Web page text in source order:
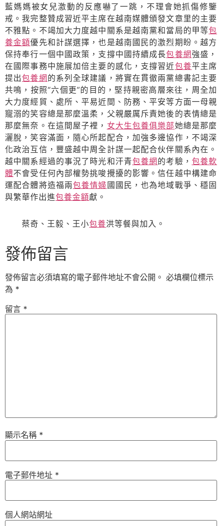
藍媽媽被女兒激動的反應嚇了一跳，不理會她抓傷修鑒
戒。我完整贊成習近平主席在越南媒體頒發文章里的主要
不雅點。不竭加大力度越中關系是越南黨和當局的甲等包
養金額優先和計謀選擇，也是越南國民的激烈期盼。越方
保持奉行一個中國政策，支撐中國持續成長包養網強盛，
在國際事務中施展加倍主要的感化，支撐習近包養平主席
提出包養網 的系列全球建議，將實在貫徹兩黨總書記主要
共鳴，按照“六個更”的目的，堅持親密高層來往，周全加
大力度經貿、處所、平易近間、防務、平安等方面一母親
寵溺的笑容總是那麼溫柔，父親嚴厲斥責她後的表情總是
那麼無奈。在這間屋子裡， 女大生包養俱樂部她總是那麼
灑脫，笑容滿面，隨心所起配合，加強多邊協作，不竭深
化政治互信，豐盛越中周全計謀一起配合伙伴關系內在。
越中關系經過的事況了時光和汗青包養網 的考驗， 包養軟
體不會受任何內部權勢挑唆攪擾的影響。信任越中構建命
運配合體將造福兩包養情婦 國國民，也為地域戰爭、穩固
與繁華作出進包養金額獻。
蔡奇、王毅、王小包養洪等餐與加入。
發佈留言
發佈留言必須填寫的電子郵件地址不會公開。 必填欄位標示
為 *
留言 *
顯示名稱 *
電子郵件地址 *
個人網站網址